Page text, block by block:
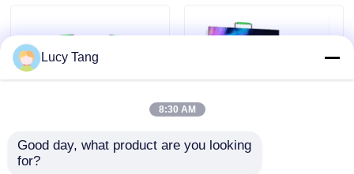
連絡 ください
引金 を 求め て ください
P3.91 屋外 レンタル
Lucy Tang
8:30 AM
Good day, what product are you looking
for?